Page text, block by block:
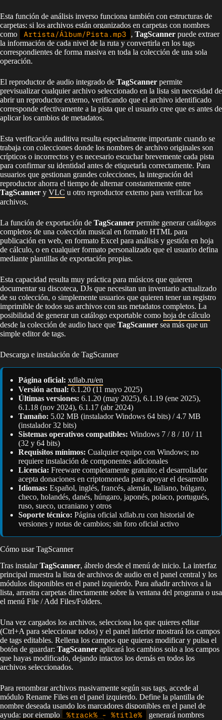
Esta función de análisis inverso funciona también con estructuras de
carpetas: si los archivos están organizados en carpetas con nombres
como
Artista/Álbum/Pista.mp3 , TagScanner puede extraer
la información de cada nivel de la ruta y convertirla en los tags
correspondientes de forma masiva en toda la colección de una sola
operación.
El reproductor de audio integrado de TagScanner permite
previsualizar cualquier archivo seleccionado en la lista sin necesidad de
abrir un reproductor externo, verificando que el archivo identificado
corresponde efectivamente a la pista que el usuario cree que es antes de
aplicar los cambios de metadatos.
Esta verificación auditiva resulta especialmente importante cuando se
trabaja con colecciones donde los nombres de archivo originales son
crípticos o incorrectos y es necesario escuchar brevemente cada pista
para confirmar su identidad antes de etiquetarla correctamente. Para
usuarios que gestionan grandes colecciones, la integración del
reproductor ahorra el tiempo de alternar constantemente entre
TagScanner y VLC u otro reproductor externo para verificar los
archivos.
La función de exportación de TagScanner permite generar catálogos
completos de una colección musical en formato HTML para
publicación en web, en formato Excel para análisis y gestión en hoja
de cálculo, o en cualquier formato personalizado que el usuario defina
mediante plantillas de exportación propias.
Esta capacidad resulta muy práctica para músicos que quieren
documentar su discoteca, DJs que necesitan un inventario actualizado
de su colección, o simplemente usuarios que quieren tener un registro
imprimible de todos sus archivos con sus metadatos completos. La
posibilidad de generar un catálogo exportable como hoja de cálculo
desde la colección de audio hace que TagScanner sea más que un
simple editor de tags.
Descarga e instalación de TagScanner
Página oficial: xdlab.ru/en
Versión actual: 6.1.20 (11 mayo 2025)
Últimas versiones: 6.1.20 (may 2025), 6.1.19 (ene 2025),
6.1.18 (nov 2024), 6.1.17 (abr 2024)
Tamaño: 5.02 MB (instalador Windows 64 bits) / 4.7 MB
(instalador 32 bits)
Sistemas operativos compatibles: Windows 7 / 8 / 10 / 11
(32 y 64 bits)
Requisitos mínimos: Cualquier equipo con Windows; no
requiere instalación de componentes adicionales
Licencia: Freeware completamente gratuito; el desarrollador
acepta donaciones en criptomoneda para apoyar el desarrollo
Idiomas: Español, inglés, francés, alemán, italiano, búlgaro,
checo, holandés, danés, húngaro, japonés, polaco, portugués,
ruso, sueco, ucraniano y otros
Soporte técnico: Página oficial xdlab.ru con historial de
versiones y notas de cambios; sin foro oficial activo
Cómo usar TagScanner
Tras instalarTagScanner, ábrelo desde el menú de inicio. La interfaz
principal muestra la lista de archivos de audio en el panel central y los
módulos disponibles en el panel izquierdo. Para añadir archivos a la
lista, arrastra carpetas directamente sobre la ventana del programa o usa
el menú File / Add Files/Folders.
Una vez cargados los archivos, selecciona los que quieres editar
(Ctrl+A para seleccionar todos) y el panel inferior mostrará los campos
de tags editables. Rellena los campos que quieras modificar y pulsa el
botón de guardar: TagScanner aplicará los cambios solo a los campos
que hayas modificado, dejando intactos los demás en todos los
archivos seleccionados.
Para renombrar archivos masivamente según sus tags, accede al
módulo Rename Files en el panel izquierdo. Define la plantilla de
nombre deseada usando los marcadores disponibles en el panel de
ayuda: por ejemplo
%track% - %title%
generará nombres